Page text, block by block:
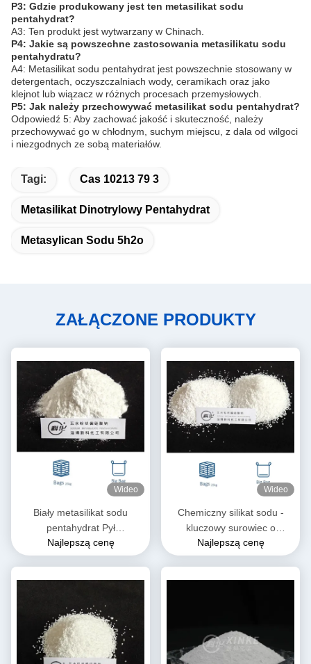
P3: Gdzie produkowany jest ten metasilikat sodu
pentahydrat?
A3: Ten produkt jest wytwarzany w Chinach.
P4: Jakie są powszechne zastosowania metasilikatu sodu
pentahydratu?
A4: Metasilikat sodu pentahydrat jest powszechnie stosowany w
detergentach, oczyszczalniach wody, ceramikach oraz jako
klejnot lub wiązacz w różnych procesach przemysłowych.
P5: Jak należy przechowywać metasilikat sodu pentahydrat?
Odpowiedź 5: Aby zachować jakość i skuteczność, należy
przechowywać go w chłodnym, suchym miejscu, z dala od wilgoci
i niezgodnych ze sobą materiałów.
Tagi: Cas 10213 79 3
Metasilikat Dinotrylowy Pentahydrat
Metasylican Sodu 5h2o
ZAŁĄCZONE PRODUKTY
Wideo
Biały metasilikat sodu
pentahydrat Pył
Na2SiO3·5H2O
Rozpuszczalny w wodzie
Najlepszą cenę
Wideo
Chemiczny silikat sodu -
kluczowy surowiec o
wszechstronnych
właściwościach
Najlepszą cenę